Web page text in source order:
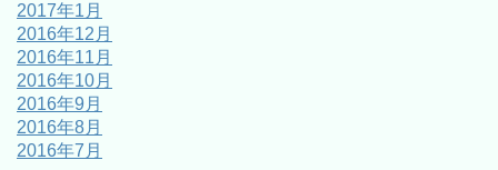
2017年1月
2016年12月
2016年11月
2016年10月
2016年9月
2016年8月
2016年7月